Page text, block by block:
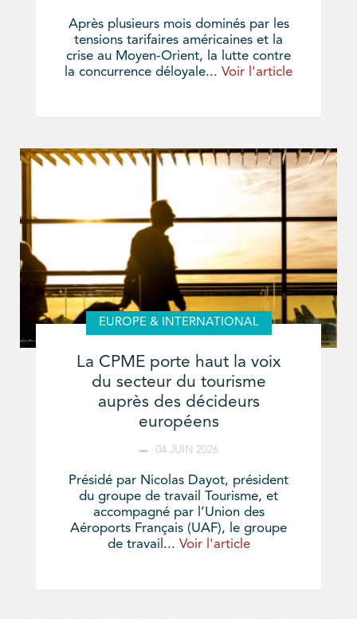
Après plusieurs mois dominés par les
tensions tarifaires américaines et la
crise au Moyen-Orient, la lutte contre
la concurrence déloyale... Voir l'article
EUROPE & INTERNATIONAL
La CPME porte haut la voix
du secteur du tourisme
auprès des décideurs
européens
04 JUIN 2026
Présidé par Nicolas Dayot, président
du groupe de travail Tourisme, et
accompagné par l’Union des
Aéroports Français (UAF), le groupe
de travail... Voir l'article